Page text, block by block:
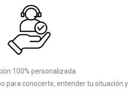
100% personalizada
para conocerte, entender tu situación y